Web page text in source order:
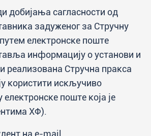
добијања сагласности од
задуженог за Стручну
електронске поште
информацију о установи и
реализована Стручна пракса
користити искључиво
поште која је
ХФ).
на e-mail